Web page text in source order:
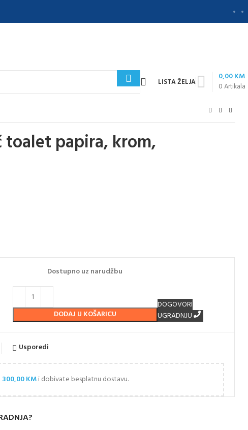
LISTA ŽELJA 0Artikala
0,00KM
toalet papira, krom,
Dostupno uz narudžbu
DODAJ U KOŠARICU
DOGOVORI
UGRADNJU
Usporedi
300,00KMi dobivate besplatnu dostavu.